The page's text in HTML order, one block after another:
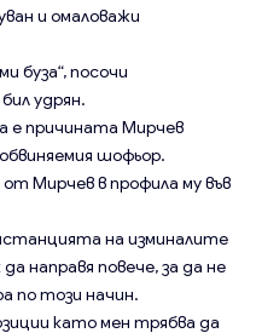
и омаловажи
буза“, посочи
удрян.
е причината Мирчев
шофьор.
Мирчев в профила му във
на изминалите
направя повече, за да не
по този начин.
като мен трябва да